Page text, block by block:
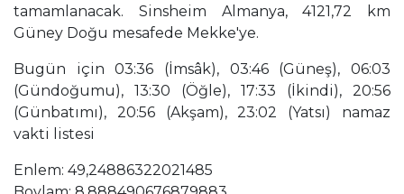
tamamlanacak. Sinsheim Almanya, 4121,72 km
Güney Doğu mesafede Mekke'ye.
Bugün için 03:36 (İmsâk), 03:46 (Güneş), 06:03
(Gündoğumu), 13:30 (Öğle), 17:33 (İkindi), 20:56
(Günbatımı), 20:56 (Akşam), 23:02 (Yatsı) namaz
vakti listesi
Enlem: 49,24886322021485